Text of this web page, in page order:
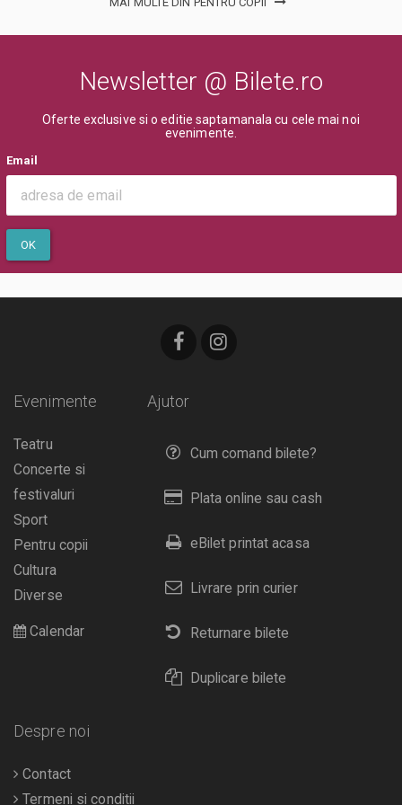
Newsletter @ Bilete.ro
Oferte exclusive si o editie saptamanala cu cele mai noi
evenimente.
Email
OK
Ajutor
Cum comand bilete?
Plata online sau cash
eBilet printat acasa
Livrare prin curier
Returnare bilete
Duplicare bilete
Evenimente
Teatru
Concerte si
festivaluri
Sport
Pentru copii
Cultura
Diverse
Calendar
Despre noi
Contact
Termeni si conditii